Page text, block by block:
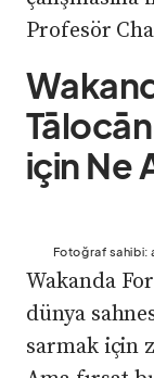
Profesör
için Ne
Fotoğraf sahibi:
Wakanda
dünya
sarmak için